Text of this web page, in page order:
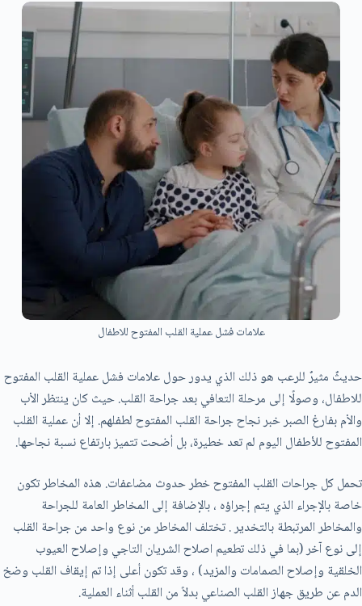
علامات فشل عملية القلب المفتوح للاطفال
حديثٌ مثيرٌ للرعب هو ذلك الذي يدور حول علامات فشل عملية القلب المفتوح
للاطفال، وصولًا إلى مرحلة التعافي بعد جراحة القلب. حيث كان ينتظر الأب
والأم بفارغ الصبر خبر نجاح جراحة القلب المفتوح لطفلهم. إلا أن عملية القلب
المفتوح للأطفال اليوم لم تعد خطيرة، بل أضحت تتميز بارتفاع نسبة نجاحها.
تحمل كل جراحات القلب المفتوح خطر حدوث مضاعفات. هذه المخاطر تكون
خاصة بالإجراء الذي يتم إجراؤه ، بالإضافة إلى المخاطر العامة للجراحة
والمخاطر المرتبطة بالتخدير . تختلف المخاطر من نوع واحد من جراحة القلب
إلى نوع آخر (بما في ذلك تطعيم اصلاح الشريان التاجي وإصلاح العيوب
الخلقية وإصلاح الصمامات والمزيد) ، وقد تكون أعلى إذا تم إيقاف القلب وضخ
الدم عن طريق جهاز القلب الصناعي بدلاً من القلب أثناء العملية.